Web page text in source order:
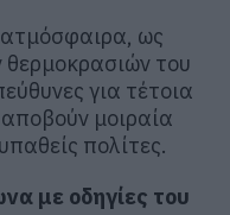
ατμόσφαιρα, ως
του
για τέτοια
μοιραία
πολίτες.
με οδηγίες του